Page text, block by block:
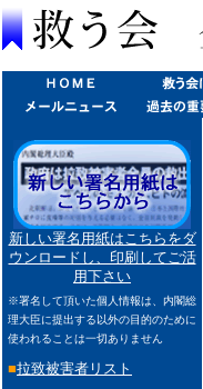
新しい署名用紙はこちらをダ
ウンロードし、印刷してご活
用下さい
※署名して頂いた個人情報は、内閣総
理大臣に提出する以外の目的のために
使われることは一切ありません
■拉致被害者リスト